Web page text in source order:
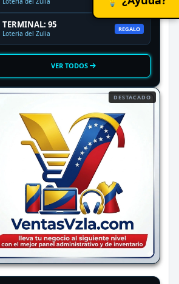
TERMINAL: 95
Loteria del Zulia
REGALO
VER TODOS
DESTACADO